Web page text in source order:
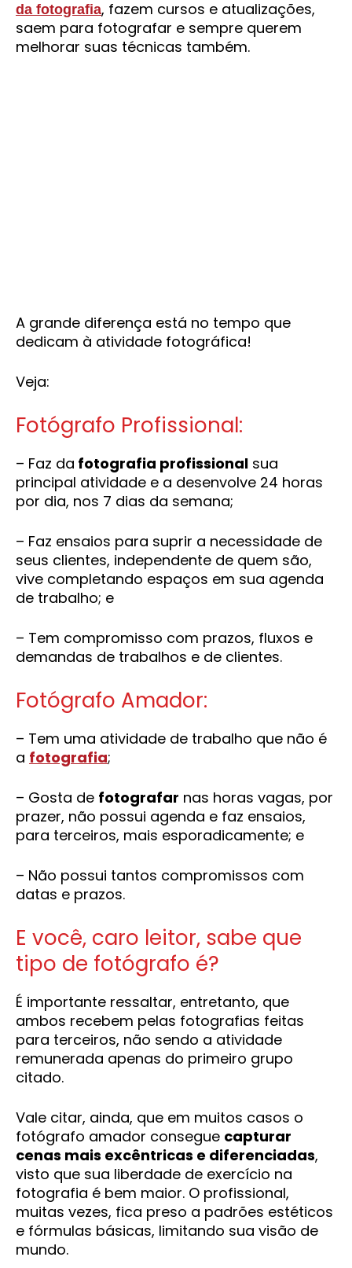
da fotografia, fazem cursos e atualizações,
saem para fotografar e sempre querem
melhorar suas técnicas também.
A grande diferença está no tempo que
dedicam à atividade fotográfica!
Veja:
Fotógrafo Profissional:
– Faz da fotografia profissional sua
principal atividade e a desenvolve 24 horas
por dia, nos 7 dias da semana;
– Faz ensaios para suprir a necessidade de
seus clientes, independente de quem são,
vive completando espaços em sua agenda
de trabalho; e
– Tem compromisso com prazos, fluxos e
demandas de trabalhos e de clientes.
Fotógrafo Amador:
– Tem uma atividade de trabalho que não é
a fotografia;
– Gosta de fotografar nas horas vagas, por
prazer, não possui agenda e faz ensaios,
para terceiros, mais esporadicamente; e
– Não possui tantos compromissos com
datas e prazos.
E você, caro leitor, sabe que
tipo de fotógrafo é?
É importante ressaltar, entretanto, que
ambos recebem pelas fotografias feitas
para terceiros, não sendo a atividade
remunerada apenas do primeiro grupo
citado.
Vale citar, ainda, que em muitos casos o
fotógrafo amador consegue capturar
cenas mais excêntricas e diferenciadas,
visto que sua liberdade de exercício na
fotografia é bem maior. O profissional,
muitas vezes, fica preso a padrões estéticos
e fórmulas básicas, limitando sua visão de
mundo.